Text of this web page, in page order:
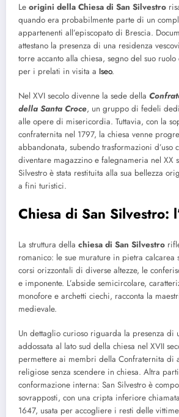
Le origini della Chiesa di San Silvestro
quando era probabilmente parte di un
appartenenti all’episcopato di Brescia.
attestano la presenza di una residenza
torre accanto alla chiesa, segno del suo
per i prelati in visita a Iseo.
Nel XVI secolo divenne la sede della
della Santa Croce, un gruppo di fedeli
alle opere di misericordia. Tuttavia, con la
confraternita nel 1797, la chiesa venne
abbandonata, subendo trasformazioni d’uso
diventare magazzino e falegnameria nel XX
Silvestro è stata restituita alla sua bellezza
a fini turistici.
Chiesa di San Silvestro:
La struttura della chiesa di San Silvestro
romanico: le sue murature in pietra calcarea
corsi orizzontali di diverse altezze, le
e imponente. L’abside semicircolare,
monofore e archetti ciechi, racconta la
medievale.
Un dettaglio curioso riguarda la presenza di
addossata al lato sud della chiesa nel XVII
permettere ai membri della Confraternita di
religiose senza scendere in chiesa. Altra
conformazione interna: San Silvestro è
sovrapposti, con una cripta inferiore
1647, usata per accogliere i resti delle